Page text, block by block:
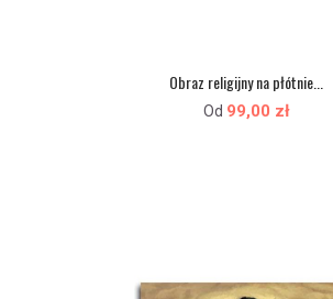
Obraz religijny na płótnie...
Od 99,00 zł